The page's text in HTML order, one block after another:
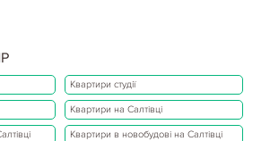
Квартири студії
Квартири на Салтівці
Квартири в новобудові на Салтівці